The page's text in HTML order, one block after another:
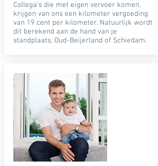
Collega's die met eigen vervoer komen,
krijgen van ons een kilometer vergoeding
van 19 cent per kilometer. Natuurlijk wordt
dit berekend aan de hand van je
standplaats, Oud-Beijerland of Schiedam.